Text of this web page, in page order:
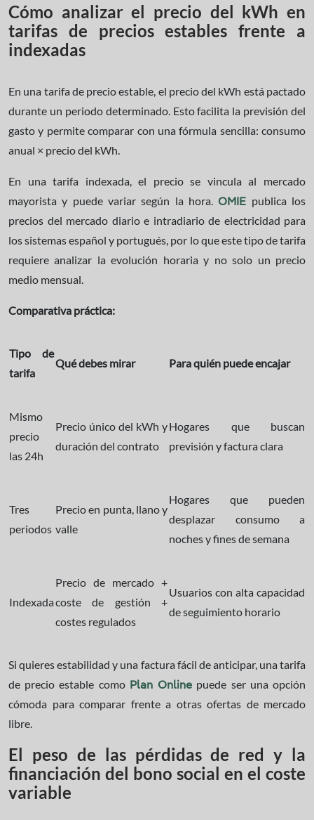
Cómo analizar el precio del kWh en
tarifas de precios estables frente a
indexadas
En una tarifa de precio estable, el precio del kWh está pactado
durante un periodo determinado. Esto facilita la previsión del
gasto y permite comparar con una fórmula sencilla: consumo
anual × precio del kWh.
En una tarifa indexada, el precio se vincula al mercado
mayorista y puede variar según la hora.
OMIE publica los
precios del mercado diario e intradiario de electricidad para
los sistemas español y portugués, por lo que este tipo de tarifa
requiere analizar la evolución horaria y no solo un precio
medio mensual.
Comparativa práctica:
Tipo de
tarifa
Qué debes mirar Para quién puede encajar
Mismo
precio
las 24h
Precio único del kWh y
duración del contrato
Hogares que buscan
previsión y factura clara
Tres
periodos
Precio en punta, llano y
valle
Hogares que pueden
desplazar consumo a
noches y fines de semana
Indexada
Precio de mercado +
coste de gestión +
costes regulados
Usuarios con alta capacidad
de seguimiento horario
Si quieres estabilidad y una factura fácil de anticipar, una tarifa
de precio estable como Plan Online puede ser una opción
cómoda para comparar frente a otras ofertas de mercado
libre.
El peso de las pérdidas de red y la
financiación del bono social en el coste
variable